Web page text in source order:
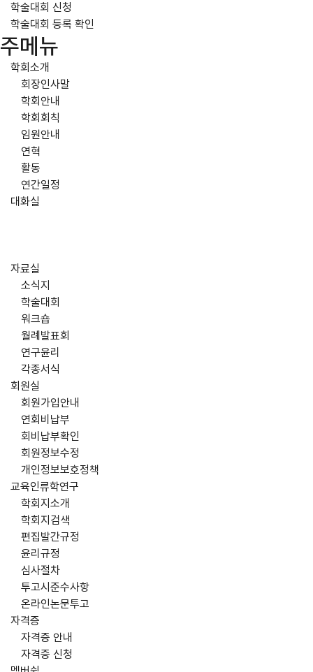
학술대회 신청
학술대회 등록 확인
주메뉴
학회소개
회장인사말
학회안내
학회회칙
임원안내
연혁
활동
연간일정
대화실
자료실
소식지
학술대회
워크숍
월례발표회
연구윤리
각종서식
회원실
회원가입안내
연회비납부
회비납부확인
회원정보수정
개인정보보호정책
교육인류학연구
학회지소개
학회지검색
편집발간규정
윤리규정
심사절차
투고시준수사항
온라인논문투고
자격증
자격증 안내
자격증 신청